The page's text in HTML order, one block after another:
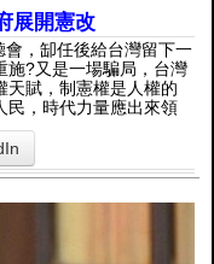
展開憲改
，缷任後給台灣留下一
施?又是一場騙局，台灣
天賦，制憲權是人權的
民，時代力量應出來領